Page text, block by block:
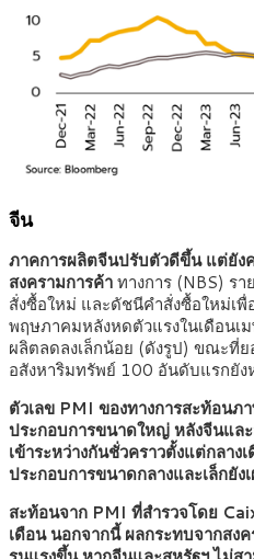
จีน
ภาคการผลิตจีนปรับตัวดีขึ้น แต่ยัง
สงครามการค้าทางการ (NBS) ร
สั่งซื้อใหม่ และดัชนีคำสั่งซื้อใหม่เพื่
พฤษภาคมหลังหดตัวแรงในเดือนเ
ผลิตลดลงเล็กน้อย (ดังรูป) ขณะที่
อสังหาริมทรัพย์ 100 อันดับแรกยัง
ตัวเลข PMI ของทางการสะท้อน
ประกอบการขนาดใหญ่ หลังจีนแล
เข้าระหว่างกันชั่วคราวตั้งแต่กลา
ประกอบการขนาดกลางและเล็กยัง
สะท้อนจาก PMI ที่สำรวจโดย
เดือน นอกจากนี้ ผลกระทบจากสง